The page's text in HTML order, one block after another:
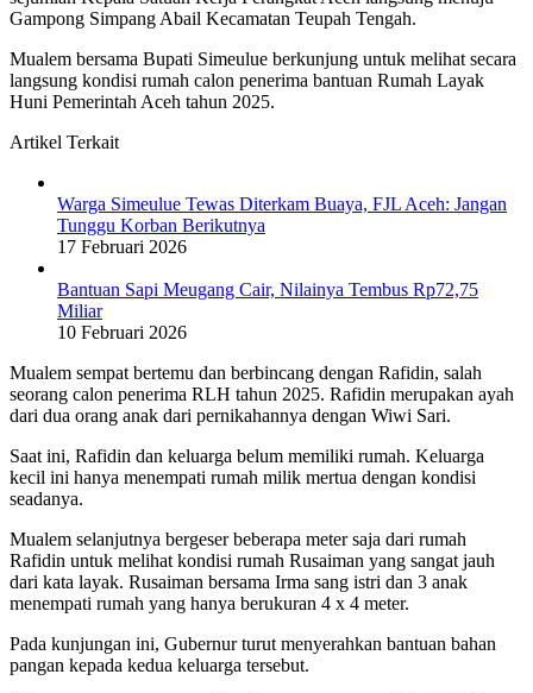
Gampong Simpang Abail Kecamatan Teupah Tengah.
Mualem bersama Bupati Simeulue berkunjung untuk melihat secara
langsung kondisi rumah calon penerima bantuan Rumah Layak
Huni Pemerintah Aceh tahun 2025.
Artikel Terkait
Warga Simeulue Tewas Diterkam Buaya, FJL Aceh: Jangan
Tunggu Korban Berikutnya
17 Februari 2026
Bantuan Sapi Meugang Cair, Nilainya Tembus Rp72,75
Miliar
10 Februari 2026
Mualem sempat bertemu dan berbincang dengan Rafidin, salah
seorang calon penerima RLH tahun 2025. Rafidin merupakan ayah
dari dua orang anak dari pernikahannya dengan Wiwi Sari.
Saat ini, Rafidin dan keluarga belum memiliki rumah. Keluarga
kecil ini hanya menempati rumah milik mertua dengan kondisi
seadanya.
Mualem selanjutnya bergeser beberapa meter saja dari rumah
Rafidin untuk melihat kondisi rumah Rusaiman yang sangat jauh
dari kata layak. Rusaiman bersama Irma sang istri dan 3 anak
menempati rumah yang hanya berukuran 4 x 4 meter.
Pada kunjungan ini, Gubernur turut menyerahkan bantuan bahan
pangan kepada kedua keluarga tersebut.